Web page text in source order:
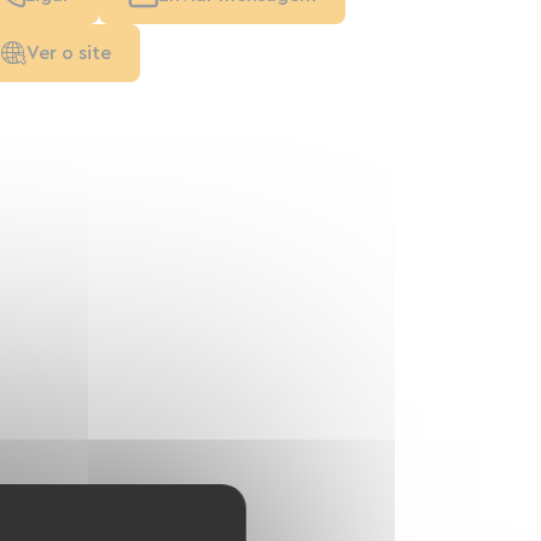
Ver o site